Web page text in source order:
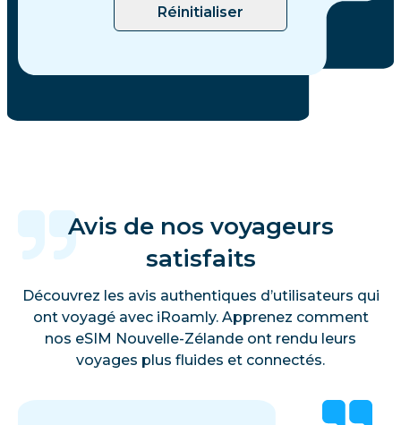
Réinitialiser
Avis de nos voyageurs
satisfaits
Découvrez les avis authentiques d’utilisateurs qui
ont voyagé avec iRoamly. Apprenez comment
nos eSIM Nouvelle-Zélande ont rendu leurs
voyages plus fluides et connectés.